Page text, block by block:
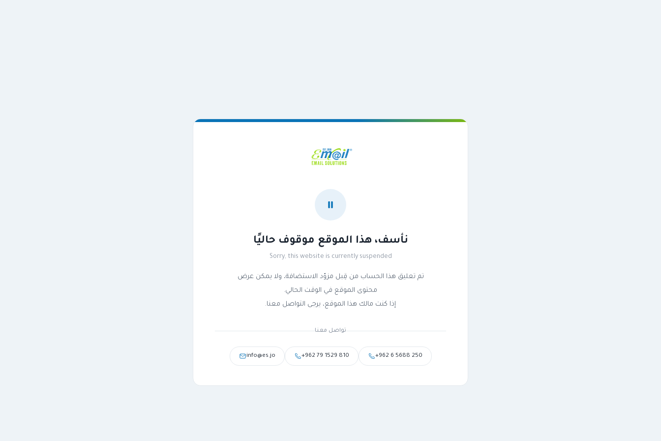
نأسف، هذا الموقع موقوف حاليًا
Sorry, this website is currently suspended
تم تعليق هذا الحساب من قِبل مزوّد الاستضافة، ولا يمكن عرض
محتوى الموقع في الوقت الحالي.
إذا كنت مالك هذا الموقع، يرجى التواصل معنا.
تواصل معنا
+962 6 5688 250
+962 79 1529 810
info@es.jo